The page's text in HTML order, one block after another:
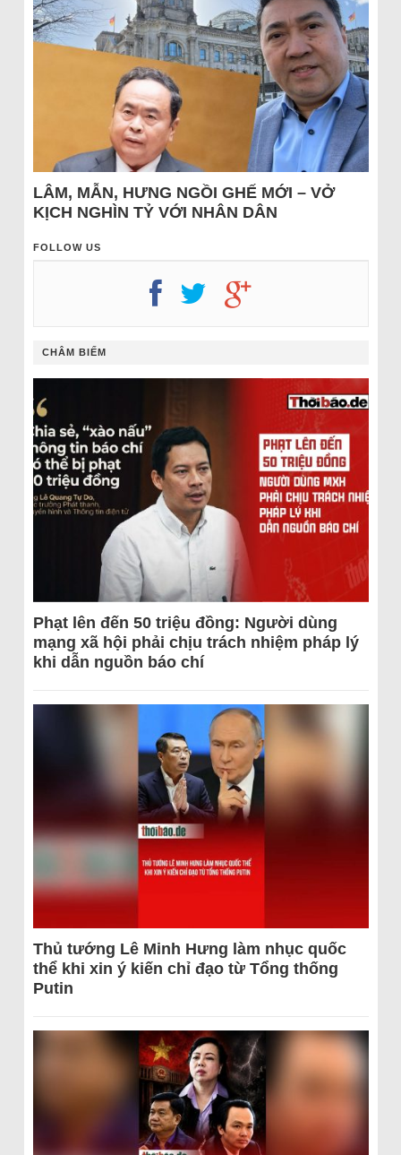
LÂM, MẪN, HƯNG NGỒI GHẾ MỚI – VỞ
KỊCH NGHÌN TỶ VỚI NHÂN DÂN
FOLLOW US
CHÂM BIẾM
Phạt lên đến 50 triệu đồng: Người dùng
mạng xã hội phải chịu trách nhiệm pháp lý
khi dẫn nguồn báo chí
Thủ tướng Lê Minh Hưng làm nhục quốc
thể khi xin ý kiến chỉ đạo từ Tổng thống
Putin